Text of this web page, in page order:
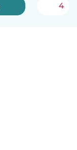
4